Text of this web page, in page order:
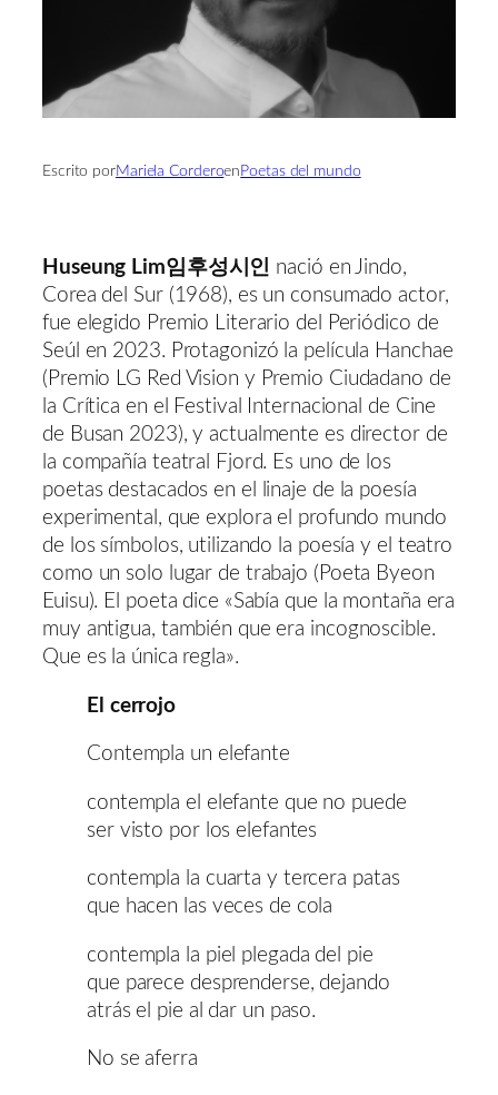
Escrito porMariela Corderoen Poetas del mundo
Huseung Lim임후성시인 nació en Jindo,
Corea del Sur (1968), es un consumado actor,
fue elegido Premio Literario del Periódico de
Seúl en 2023. Protagonizó la película Hanchae
(Premio LG Red Vision y Premio Ciudadano de
la Crítica en el Festival Internacional de Cine
de Busan 2023), y actualmente es director de
la compañía teatral Fjord. Es uno de los
poetas destacados en el linaje de la poesía
experimental, que explora el profundo mundo
de los símbolos, utilizando la poesía y el teatro
como un solo lugar de trabajo (Poeta Byeon
Euisu). El poeta dice «Sabía que la montaña era
muy antigua, también que era incognoscible.
Que es la única regla».
El cerrojo
Contempla un elefante
contempla el elefante que no puede
ser visto por los elefantes
contempla la cuarta y tercera patas
que hacen las veces de cola
contempla la piel plegada del pie
que parece desprenderse, dejando
atrás el pie al dar un paso.
No se aferra